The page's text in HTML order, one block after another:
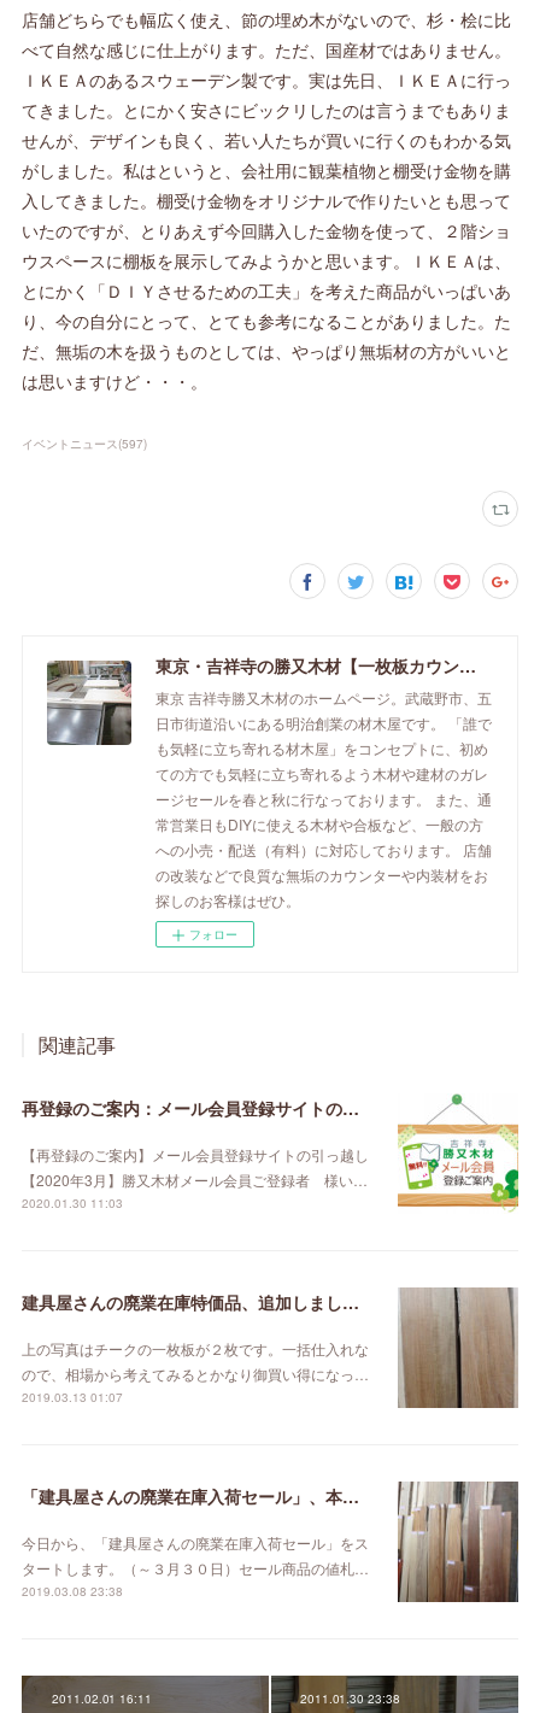
店舗どちらでも幅広く使え、節の埋め木がないので、杉・桧に比
べて自然な感じに仕上がります。ただ、国産材ではありません。
ＩＫＥＡのあるスウェーデン製です。実は先日、ＩＫＥＡに行っ
てきました。とにかく安さにビックリしたのは言うまでもありま
せんが、デザインも良く、若い人たちが買いに行くのもわかる気
がしました。私はというと、会社用に観葉植物と棚受け金物を購
入してきました。棚受け金物をオリジナルで作りたいとも思って
いたのですが、とりあえず今回購入した金物を使って、２階ショ
ウスペースに棚板を展示してみようかと思います。ＩＫＥＡは、
とにかく「ＤＩＹさせるための工夫」を考えた商品がいっぱいあ
り、今の自分にとって、とても参考になることがありました。た
だ、無垢の木を扱うものとしては、やっぱり無垢材の方がいいと
は思いますけど・・・。
イベントニュース(597)
東京・吉祥寺の勝又木材【一枚板カウンター】
東京 吉祥寺勝又木材のホームページ。武蔵野市、五
日市街道沿いにある明治創業の材木屋です。 「誰で
も気軽に立ち寄れる材木屋」をコンセプトに、初め
ての方でも気軽に立ち寄れるよう木材や建材のガレ
ージセールを春と秋に行なっております。 また、通
常営業日もDIYに使える木材や合板など、一般の方
への小売・配送（有料）に対応しております。 店舗
の改装などで良質な無垢のカウンターや内装材をお
探しのお客様はぜひ。
フォロー
関連記事
再登録のご案内：メール会員登録サイトの引っ越し【2020年3月】
【再登録のご案内】メール会員登録サイトの引っ越し
【2020年3月】勝又木材メール会員ご登録者 様い…
2020.01.30 11:03
建具屋さんの廃業在庫特価品、追加しました。
上の写真はチークの一枚板が２枚です。一括仕入れな
ので、相場から考えてみるとかなり御買い得になっ…
2019.03.13 01:07
「建具屋さんの廃業在庫入荷セール」、本日スタート！
今日から、「建具屋さんの廃業在庫入荷セール」をス
タートします。（～３月３０日）セール商品の値札…
2019.03.08 23:38
2011.02.01 16:11 2011.01.30 23:38